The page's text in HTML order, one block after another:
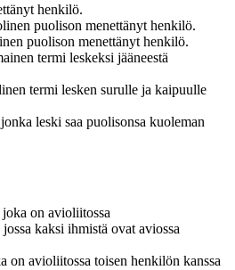
henkilö.
puolison menettänyt henkilö.
puolison menettänyt henkilö.
termi leskeksi jääneestä
termi lesken surulle ja kaipuulle
leski saa puolisonsa kuoleman
on avioliitossa
kaksi ihmistä ovat aviossa
on avioliitossa toisen henkilön kanssa